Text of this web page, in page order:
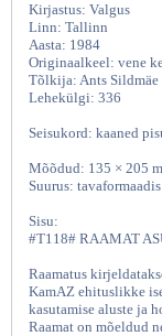
Kirjastus: Valgus
Linn: Tallinn
Aasta: 1984
Originaalkeel: vene
Tõlkija: Ants Sildmäe
Lehekülgi: 336
Seisukord: kaaned
Mõõdud: 135 × 205
Suurus:
Sisu:
#T118# RAAMAT
Raamatus
KamAZ ehituslikke
kasutamise aluste ja
Raamat on mõeldud